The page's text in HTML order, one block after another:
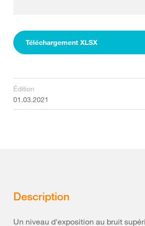
Téléchargement XLSX
Édition
01.03.2021
Description
Un niveau d'exposition au bruit